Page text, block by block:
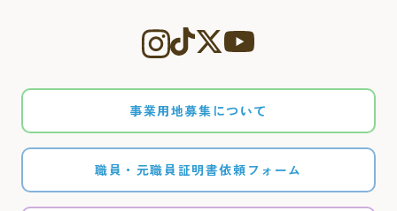
事業用地募集について
職員・元職員証明書依頼フォーム